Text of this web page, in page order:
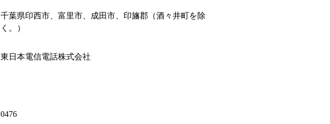
千葉県印西市、富里市、成田市、印旛郡（酒々井町を除
く。）
東日本電信電話株式会社
0476